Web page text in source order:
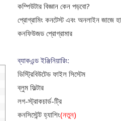
কম্পিউটার বিজ্ঞান কেন পড়বো?
প্রোগ্রামিং কনটেস্ট এবং অনলাইন জাজে
কনফিউজড প্রোগ্রামার
ব্যাকএন্ড ইঞ্জিনিয়ারিং:
ডিস্ট্রিবিউটেড ফাইল সিস্টেম
ব্লুম ফিল্টার
লগ-স্ট্রাকচার্ড-ট্রি
কনসিস্টেন্ট হ্যাশিং(নতুন)